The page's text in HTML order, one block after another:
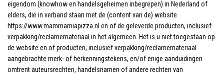
eigendom (knowhow en handelsgeheimen inbegrepen) in Nederland of
elders, die in verband staan met de (content van de) website
https://www.mammamiapizza.nl en of de geleverde producten, inclusief
verpakking/reclamemateriaal in het algemeen. Het is u niet toegestaan op
de website en of producten, inclusief verpakking/reclamemateriaal
aangebrachte merk- of herkenningstekens, en/of enige aanduidingen
omtrent auteursrechten, handelsnamen of andere rechten van